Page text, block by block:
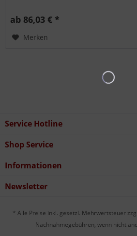
ab 86,03 € *
Merken
Service Hotline
Shop Service
Informationen
Newsletter
* Alle Preise inkl. gesetzl. Mehrwertsteuer
Nachnahmegebühren, wenn nicht